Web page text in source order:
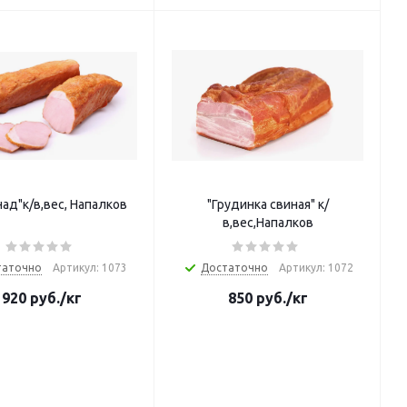
в,вес, Напалков
Артикул: 1073
920руб./кг
"Грудинка свиная" к/
в,вес,Напалков
Достаточно Артикул: 1072
850руб./кг